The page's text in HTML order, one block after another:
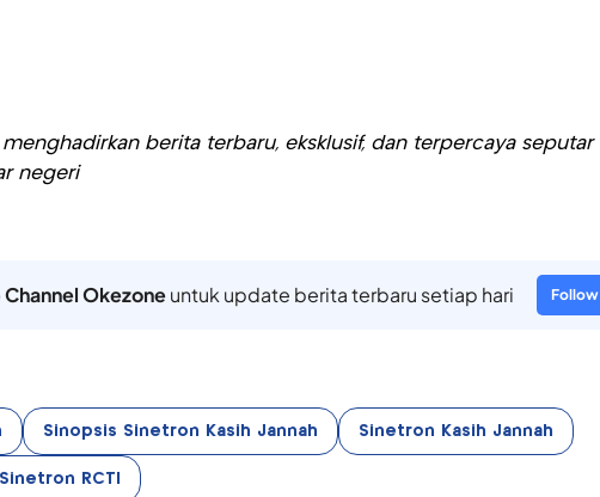
menghadirkan berita terbaru, eksklusif, dan terpercaya seputar
negeri
Okezoneuntuk update berita terbaru setiap hari Follow
Sinopsis Sinetron Kasih Jannah Sinetron Kasih Jannah
Sinetron RCTI